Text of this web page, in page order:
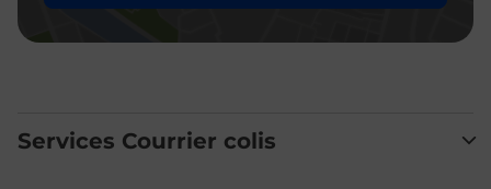
Services Courrier colis